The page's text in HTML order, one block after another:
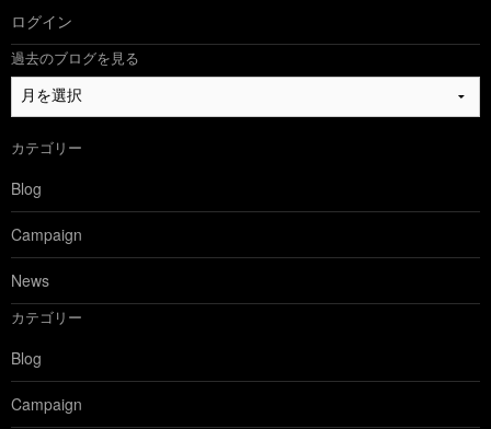
ログイン
過去のブログを見る
過
去
ブ
ロ
グ
を
見
る
カテゴリー
Blog
Campaign
News
カテゴリー
Blog
Campaign